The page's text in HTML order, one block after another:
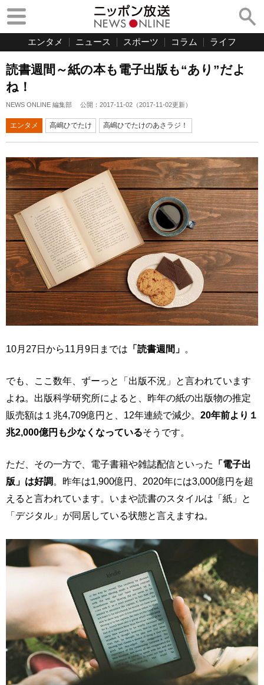
エンタメ ニュース スポーツ コラム ライフ
読書週間～紙の本も電子出版も“あり”だよ
ね！
NEWS ONLINE 編集部 公開： 2017-11-02 （2017-11-02更新）
エンタメ 高嶋ひでたけ 高嶋ひでたけのあさラジ！
10月27日から11月9日までは 「読書週間」 。
でも、ここ数年、ずーっと「出版不況」と言われています
よね。出版科学研究所によると、昨年の紙の出版物の推定
販売額は１兆4,709億円と、12年連続で減少。 20年前より１
兆2,000億円も少なくなっているそうです。
ただ、その一方で、電子書籍や雑誌配信といった
「電子出
版」は好調 。昨年は1,900億円、2020年には3,000億円を超
えると言われています。いまや読書のスタイルは「紙」と
「デジタル」が同居している状態と言えますね。